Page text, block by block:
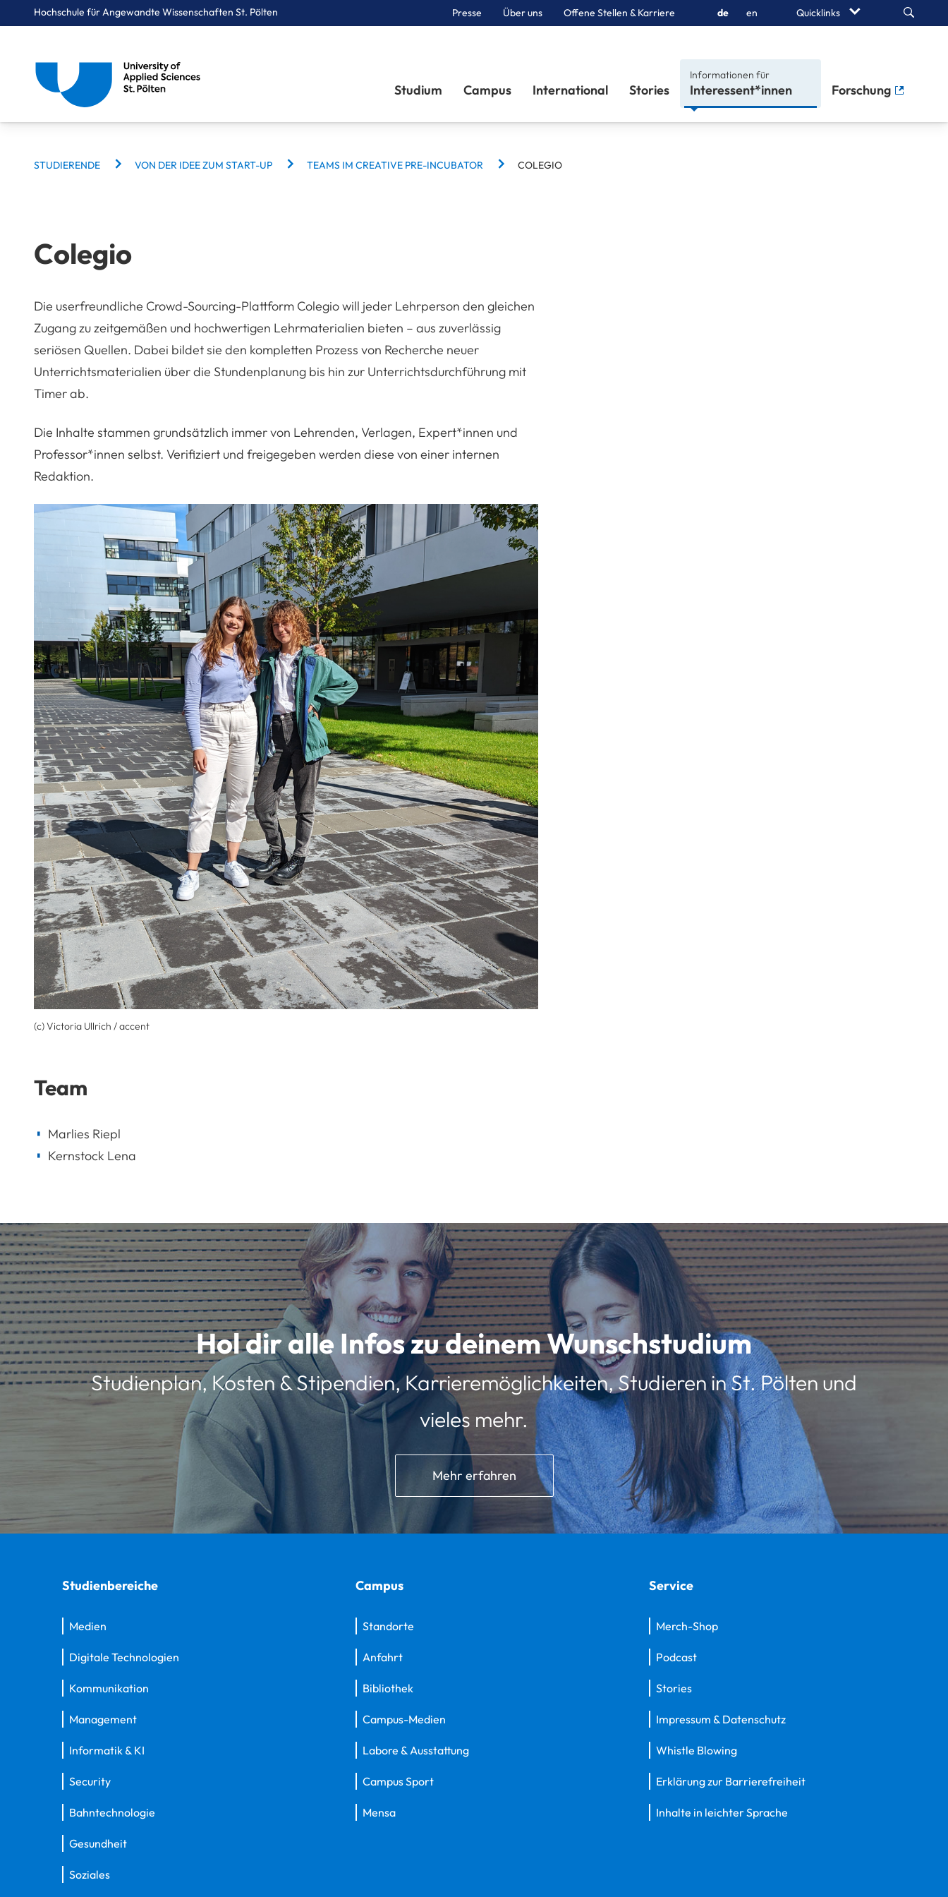
Hochschule für Angewandte Wissenschaften St. Pölten Presse Über uns Offene Stellen & Karriere de en Quicklinks Search
Studium Campus International Stories
Informationen für
Interessent*innen Forschung
You are here:BREADCRUMBS
STUDIERENDE VON DER IDEE ZUM START-UP TEAMS IM CREATIVE PRE-INCUBATOR COLEGIO
Colegio
Die userfreundliche Crowd-Sourcing-Plattform Colegio will jeder Lehrperson den gleichen
Zugang zu zeitgemäßen und hochwertigen Lehrmaterialien bieten – aus zuverlässig
seriösen Quellen. Dabei bildet sie den kompletten Prozess von Recherche neuer
Unterrichtsmaterialien über die Stundenplanung bis hin zur Unterrichtsdurchführung mit
Timer ab.
Die Inhalte stammen grundsätzlich immer von Lehrenden, Verlagen, Expert*innen und
Professor*innen selbst. Verifiziert und freigegeben werden diese von einer internen
Redaktion.
(c) Victoria Ullrich / accent
Team
Marlies Riepl
Kernstock Lena
Hol dir alle Infos zu deinem Wunschstudium
Studienplan, Kosten & Stipendien, Karrieremöglichkeiten, Studieren in St. Pölten und
vieles mehr.
Mehr erfahren
Studienbereiche
Medien
Digitale Technologien
Kommunikation
Management
Informatik & KI
Security
Bahntechnologie
Gesundheit
Soziales
Campus
Standorte
Anfahrt
Bibliothek
Campus-Medien
Labore & Ausstattung
Campus Sport
Mensa
Service
Merch-Shop
Podcast
Stories
Impressum & Datenschutz
Whistle Blowing
Erklärung zur Barrierefreiheit
Inhalte in leichter Sprache